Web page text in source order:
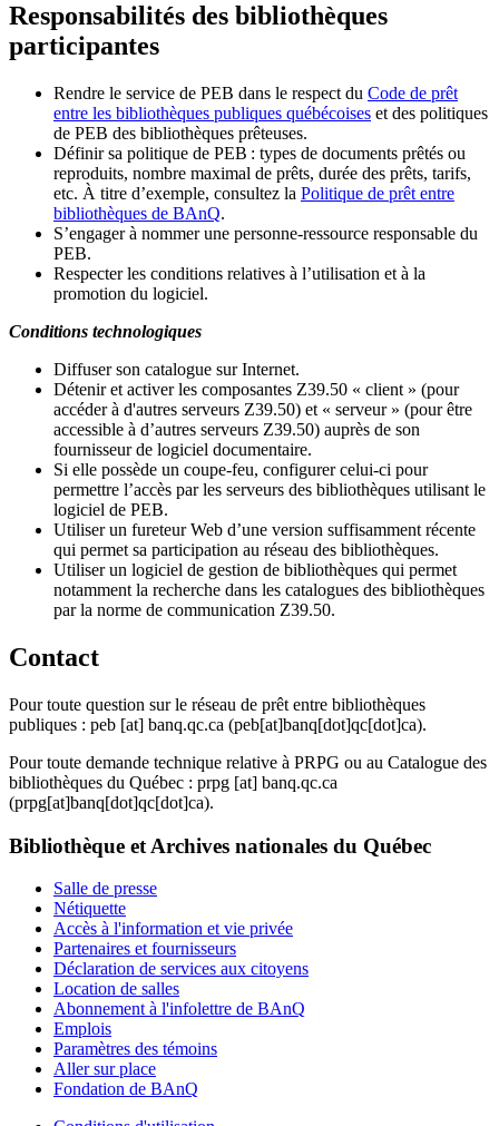
Responsabilités des bibliothèques
participantes
Rendre le service de PEB dans le respect du Code de prêt
entre les bibliothèques publiques québécoises et des politiques
de PEB des bibliothèques prêteuses.
Définir sa politique de PEB : types de documents prêtés ou
reproduits, nombre maximal de prêts, durée des prêts, tarifs,
etc. À titre d’exemple, consultez la Politique de prêt entre
bibliothèques de BAnQ.
S’engager à nommer une personne-ressource responsable du
PEB.
Respecter les conditions relatives à l’utilisation et à la
promotion du logiciel.
Conditions technologiques
Diffuser son catalogue sur Internet.
Détenir et activer les composantes Z39.50 « client » (pour
accéder à d'autres serveurs Z39.50) et « serveur » (pour être
accessible à d’autres serveurs Z39.50) auprès de son
fournisseur de logiciel documentaire.
Si elle possède un coupe-feu, configurer celui-ci pour
permettre l’accès par les serveurs des bibliothèques utilisant le
logiciel de PEB.
Utiliser un fureteur Web d’une version suffisamment récente
qui permet sa participation au réseau des bibliothèques.
Utiliser un logiciel de gestion de bibliothèques qui permet
notamment la recherche dans les catalogues des bibliothèques
par la norme de communication Z39.50.
Contact
Pour toute question sur le réseau de prêt entre bibliothèques
publiques : peb [at] banq.qc.ca (peb[at]banq[dot]qc[dot]ca).
Pour toute demande technique relative à PRPG ou au Catalogue des
bibliothèques du Québec : prpg [at] banq.qc.ca
(prpg[at]banq[dot]qc[dot]ca).
Bibliothèque et Archives nationales du Québec
Salle de presse
Nétiquette
Accès à l'information et vie privée
Partenaires et fournisseurs
Déclaration de services aux citoyens
Location de salles
Abonnement à l'infolettre de BAnQ
Emplois
Paramètres des témoins
Aller sur place
Fondation de BAnQ